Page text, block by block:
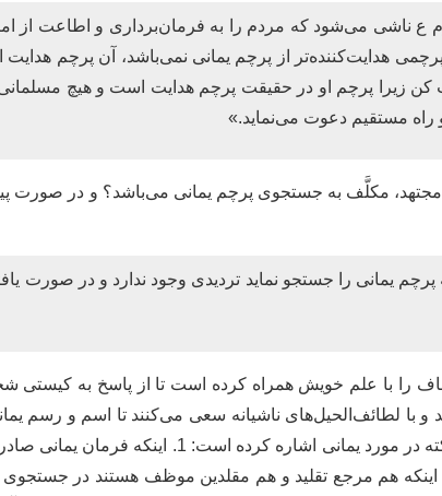
ناشی می‌شود که مردم را به فرمان‌برداری و اطاعت از
هدایت‌کننده‌تر از پرچم یمانی نمی‌باشد، آن پرچم
زیرا پرچم او در حقیقت پرچم هدایت است و هیچ
راه مستقیم دعوت می‌نماید.»
مکلَّف به جستجوی پرچم یمانی می‌باشد؟ و در صورت
یمانی را جستجو نماید تردیدی وجود ندارد و در صورت
را با علم خویش همراه کرده است تا از پاسخ به کیستی
با لطائف‌الحیل‌های ناشیانه سعی می‌کنند تا اسم و رسم